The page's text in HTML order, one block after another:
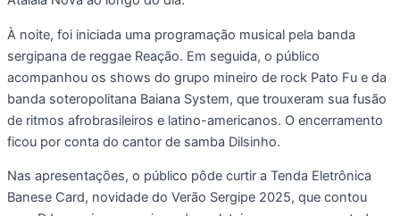
À noite, foi iniciada uma programação musical pela banda
sergipana de reggae Reação. Em seguida, o público
acompanhou os shows do grupo mineiro de rock Pato Fu e da
banda soteropolitana Baiana System, que trouxeram sua fusão
de ritmos afrobrasileiros e latino-americanos. O encerramento
ficou por conta do cantor de samba Dilsinho.
Nas apresentações, o público pôde curtir a Tenda Eletrônica
Banese Card, novidade do Verão Sergipe 2025, que contou